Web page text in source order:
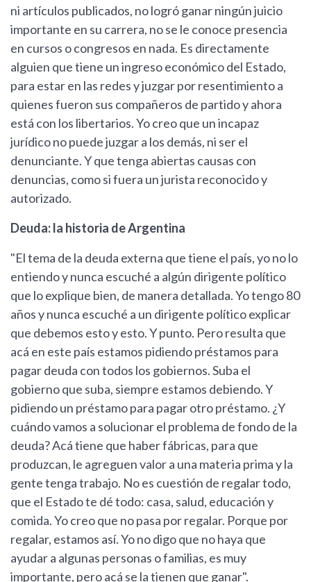
ni artículos publicados, no logró ganar ningún juicio
importante en su carrera, no se le conoce presencia
en cursos o congresos en nada. Es directamente
alguien que tiene un ingreso económico del Estado,
para estar en las redes y juzgar por resentimiento a
quienes fueron sus compañeros de partido y ahora
está con los libertarios. Yo creo que un incapaz
jurídico no puede juzgar a los demás, ni ser el
denunciante. Y que tenga abiertas causas con
denuncias, como si fuera un jurista reconocido y
autorizado.
Deuda: la historia de Argentina
"El tema de la deuda externa que tiene el país, yo no lo
entiendo y nunca escuché a algún dirigente político
que lo explique bien, de manera detallada. Yo tengo 80
años y nunca escuché a un dirigente político explicar
que debemos esto y esto. Y punto. Pero resulta que
acá en este país estamos pidiendo préstamos para
pagar deuda con todos los gobiernos. Suba el
gobierno que suba, siempre estamos debiendo. Y
pidiendo un préstamo para pagar otro préstamo. ¿Y
cuándo vamos a solucionar el problema de fondo de la
deuda? Acá tiene que haber fábricas, para que
produzcan, le agreguen valor a una materia prima y la
gente tenga trabajo. No es cuestión de regalar todo,
que el Estado te dé todo: casa, salud, educación y
comida. Yo creo que no pasa por regalar. Porque por
regalar, estamos así. Yo no digo que no haya que
ayudar a algunas personas o familias, es muy
importante, pero acá se la tienen que ganar".